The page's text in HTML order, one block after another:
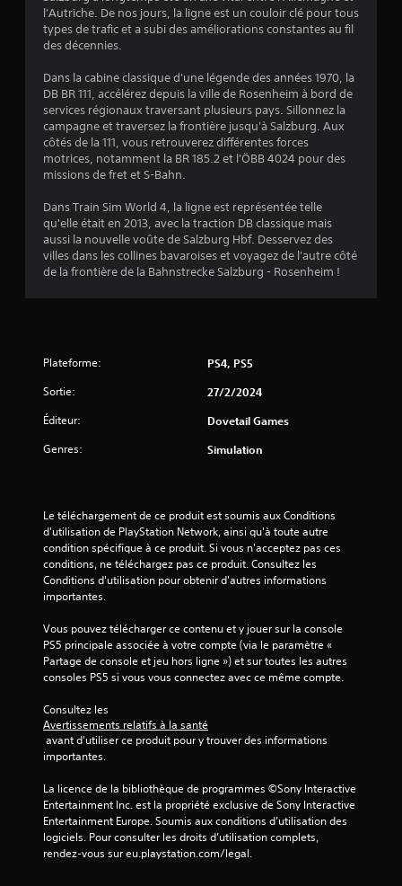
:
.
4
3
é
t
o
r
5
a
i
)
l'Autriche. De nos jours, la ligne est un couloir clé pour tous
types de trafic et a subi des améliorations constantes au fil
des décennies.
Dans la cabine classique d'une légende des années 1970, la
DB BR 111, accélérez depuis la ville de Rosenheim à bord de
services régionaux traversant plusieurs pays. Sillonnez la
campagne et traversez la frontière jusqu'à Salzburg. Aux
côtés de la 111, vous retrouverez différentes forces
motrices, notamment la BR 185.2 et l'ÖBB 4024 pour des
missions de fret et S-Bahn.
Dans Train Sim World 4, la ligne est représentée telle
qu'elle était en 2013, avec la traction DB classique mais
aussi la nouvelle voûte de Salzburg Hbf. Desservez des
villes dans les collines bavaroises et voyagez de l'autre côté
de la frontière de la Bahnstrecke Salzburg - Rosenheim !
Plateforme: PS4, PS5
Sortie: 27/2/2024
Éditeur: Dovetail Games
Genres: Simulation
Le téléchargement de ce produit est soumis aux Conditions
d'utilisation de PlayStation Network, ainsi qu'à toute autre
condition spécifique à ce produit. Si vous n'acceptez pas ces
conditions, ne téléchargez pas ce produit. Consultez les
Conditions d'utilisation pour obtenir d'autres informations
importantes.
Vous pouvez télécharger ce contenu et y jouer sur la console
PS5 principale associée à votre compte (via le paramètre «
Partage de console et jeu hors ligne ») et sur toutes les autres
consoles PS5 si vous vous connectez avec ce même compte.
Consultez les
Avertissements relatifs à la santé
importantes.
La licence de la bibliothèque de programmes ©Sony Interactive
Entertainment Inc. est la propriété exclusive de Sony Interactive
Entertainment Europe. Soumis aux conditions d’utilisation des
logiciels. Pour consulter les droits d’utilisation complets,
rendez-vous sur eu.playstation.com/legal.